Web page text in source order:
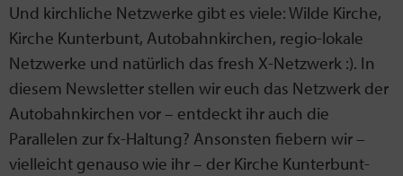
Und kirchliche Netzwerke gibt es viele: Wilde Kirche,
Kirche Kunterbunt, Autobahnkirchen, regio-lokale
Netzwerke und natürlich das fresh X-Netzwerk :). In
diesem Newsletter stellen wir euch das Netzwerk der
Autobahnkirchen vor – entdeckt ihr auch die
Parallelen zur fx-Haltung? Ansonsten fiebern wir –
vielleicht genauso wie ihr – der Kirche Kunterbunt-